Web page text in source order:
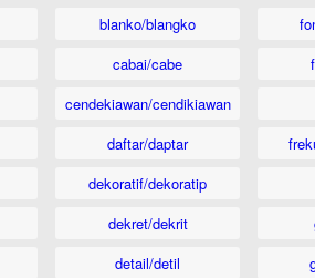
blanko/blangko
cabai/cabe
cendekiawan/cendikiawan
daftar/daptar
dekoratif/dekoratip
dekret/dekrit
detail/detil